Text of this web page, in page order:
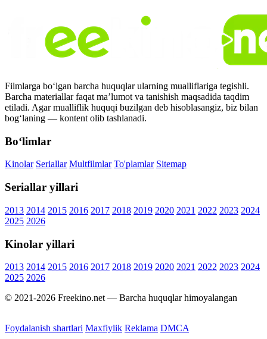
Filmlarga bo‘lgan barcha huquqlar ularning mualliflariga tegishli.
Barcha materiallar faqat ma’lumot va tanishish maqsadida taqdim
etiladi. Agar mualliflik huquqi buzilgan deb hisoblasangiz, biz bilan
bog‘laning — kontent olib tashlanadi.
Bo‘limlar
Kinolar Seriallar Multfilmlar To'plamlar Sitemap
Seriallar yillari
2013 2014 2015 2016 2017 2018 2019 2020 2021 2022 2023 2024
2025 2026
Kinolar yillari
2013 2014 2015 2016 2017 2018 2019 2020 2021 2022 2023 2024
2025 2026
© 2021-2026 Freekino.net — Barcha huquqlar himoyalangan
Foydalanish shartlari Maxfiylik Reklama DMCA